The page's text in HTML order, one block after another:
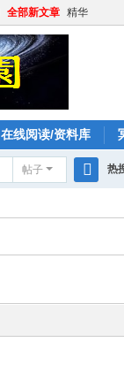
全部新文章 精华
在线阅读/资料库
帖子
索
热